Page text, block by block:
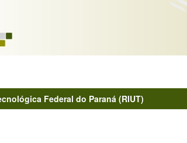
Federal do Paraná (RIUT)